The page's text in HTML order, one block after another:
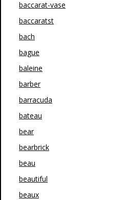
baccarat-vase
baccaratst
bach
bague
baleine
barber
barracuda
bateau
bear
bearbrick
beau
beautiful
beaux